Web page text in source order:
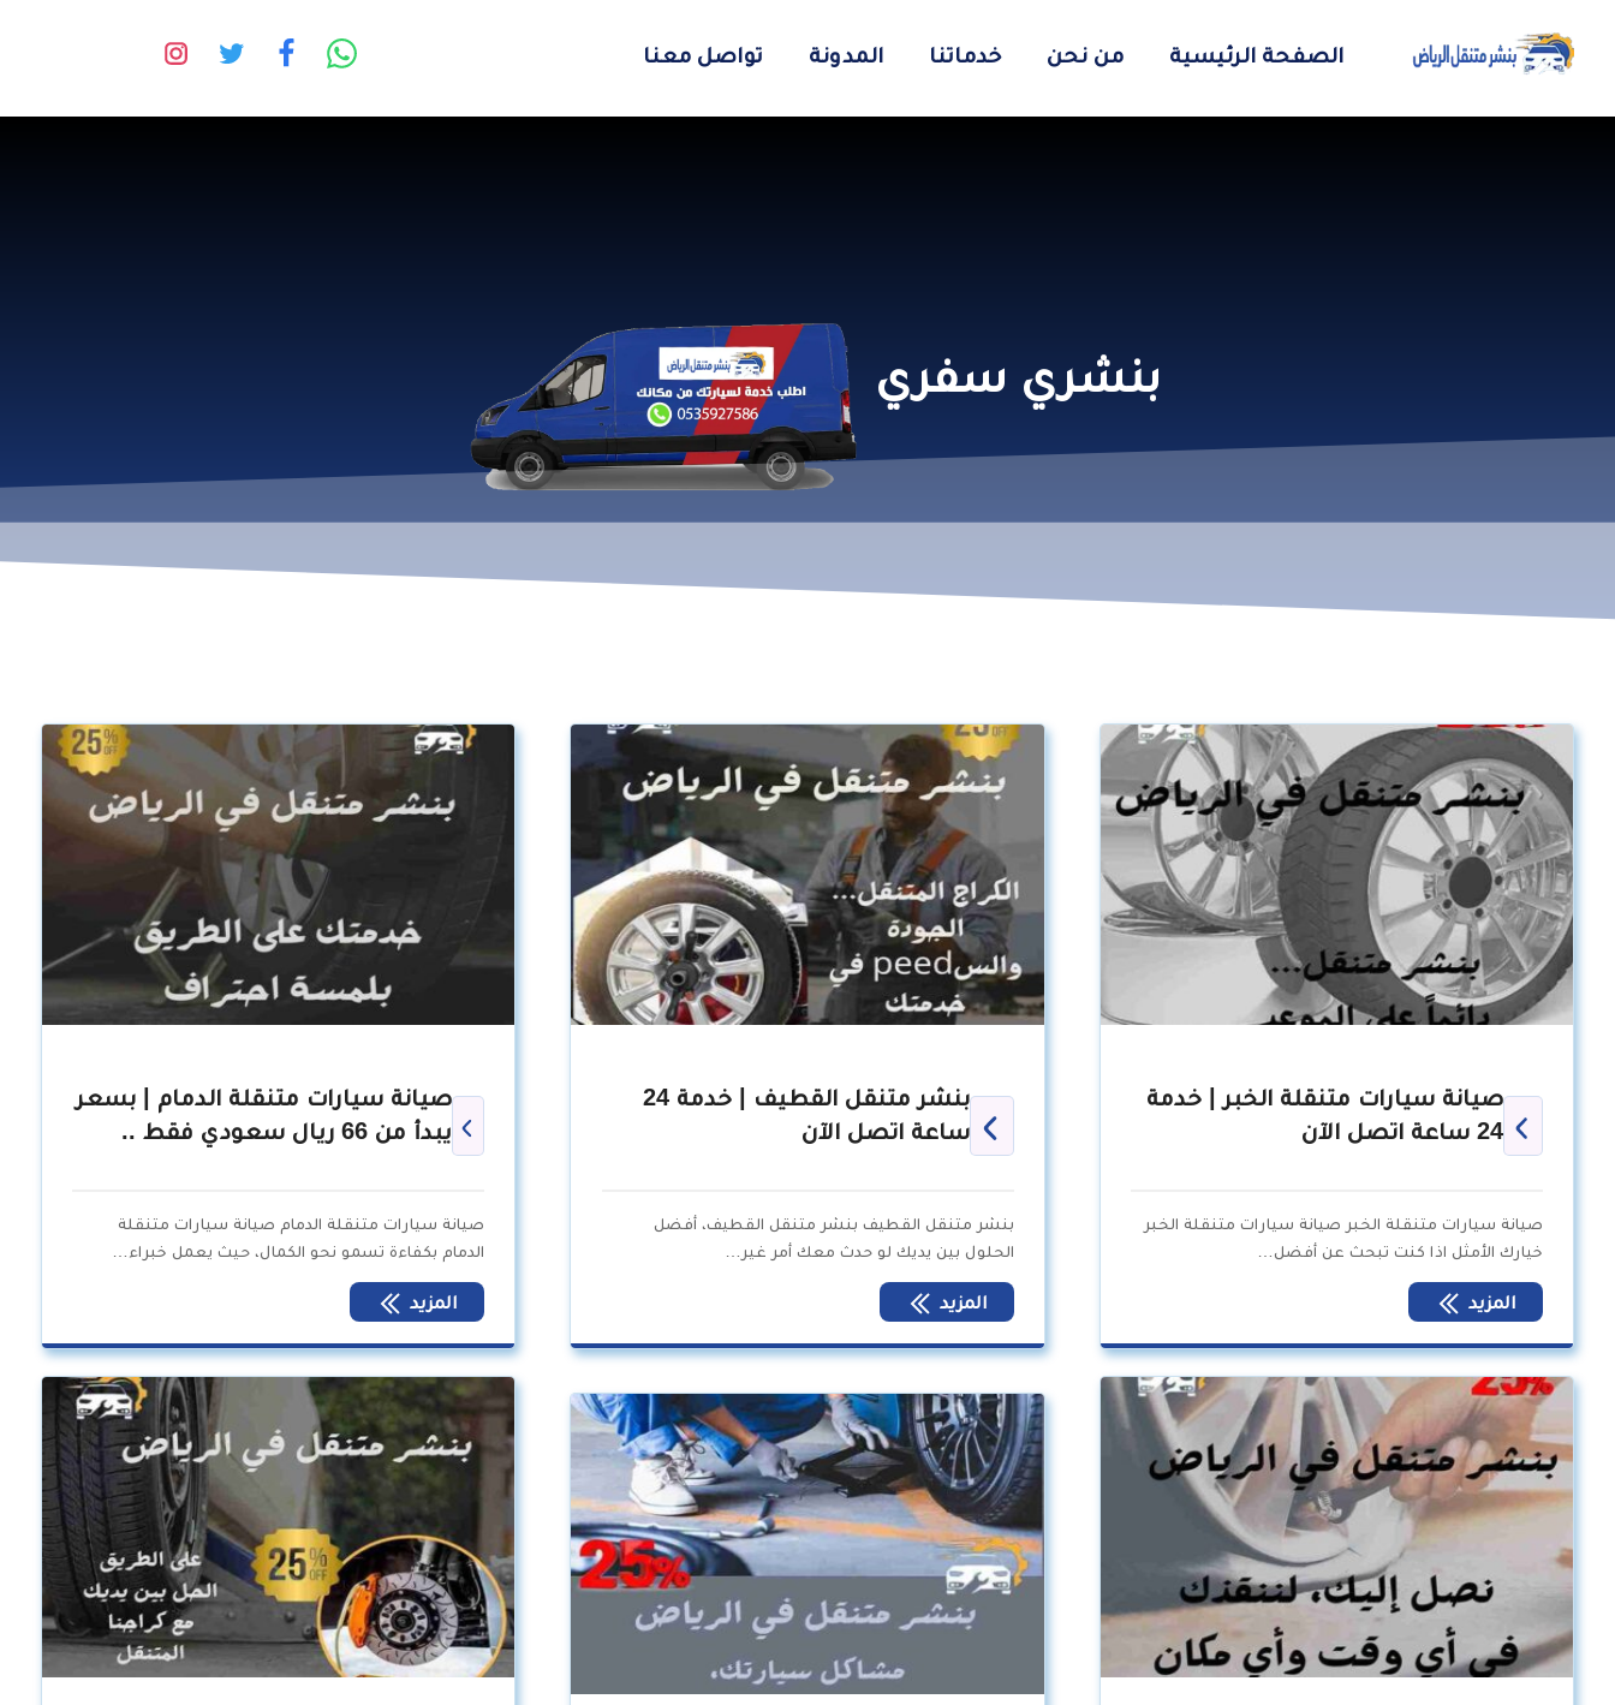
الصفحة الرئيسية من نحن خدماتنا المدونة تواصل معنا
بنشري سفري
صيانة سيارات متنقلة الخبر | خدمة
24 ساعة اتصل الآن
صيانة سيارات متنقلة الخبر صيانة سيارات متنقلة الخبر
خيارك الأمثل اذا كنت تبحث عن أفضل…
المزيد
بنشر متنقل القطيف | خدمة 24
ساعة اتصل الآن
بنشر متنقل القطيف بنشر متنقل القطيف، أفضل
الحلول بين يديك لو حدث معك أمر غير…
المزيد
صيانة سيارات متنقلة الدمام | بسعر
يبدأ من 66 ريال سعودي فقط ..
صيانة سيارات متنقلة الدمام صيانة سيارات متنقلة
الدمام بكفاءة تسمو نحو الكمال، حيث يعمل خبراء…
المزيد